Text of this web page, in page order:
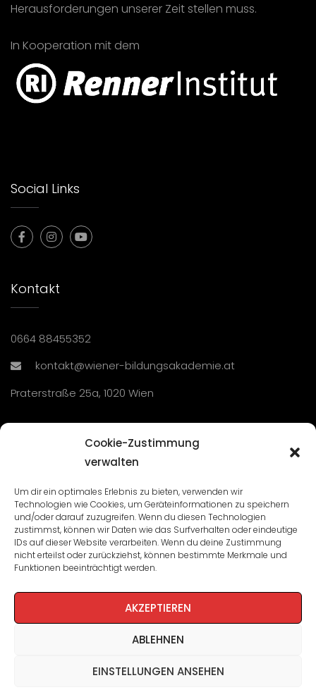
Cookie-Zustimmung
verwalten
Um dir ein optimales Erlebnis zu bieten, verwenden wir
Technologien wie Cookies, um Geräteinformationen zu speichern
und/oder darauf zuzugreifen. Wenn du diesen Technologien
zustimmst, können wir Daten wie das Surfverhalten oder eindeutige
IDs auf dieser Website verarbeiten. Wenn du deine Zustimmung
nicht erteilst oder zurückziehst, können bestimmte Merkmale und
Funktionen beeinträchtigt werden.
AKZEPTIEREN
ABLEHNEN
EINSTELLUNGEN ANSEHEN
Herausforderungen unserer Zeit stellen muss.
In Kooperation mit dem
Social Links
Kontakt
0664 88455352
kontakt@wiener-bildungsakademie.at
Praterstraße 25a, 1020 Wien
Seminare und Veranstaltungen
Lehrgänge
WBA: Direktion und Team
Impressum/Datenschutz
Cookie-Richtlinie